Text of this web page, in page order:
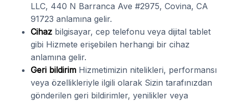
LLC, 440 N Barranca Ave #2975, Covina, CA
91723 anlamına gelir.
Cihaz bilgisayar, cep telefonu veya dijital tablet
gibi Hizmete erişebilen herhangi bir cihaz
anlamına gelir.
Geri bildirim Hizmetimizin nitelikleri, performansı
veya özellikleriyle ilgili olarak Sizin tarafınızdan
gönderilen geri bildirimler, yenilikler veya